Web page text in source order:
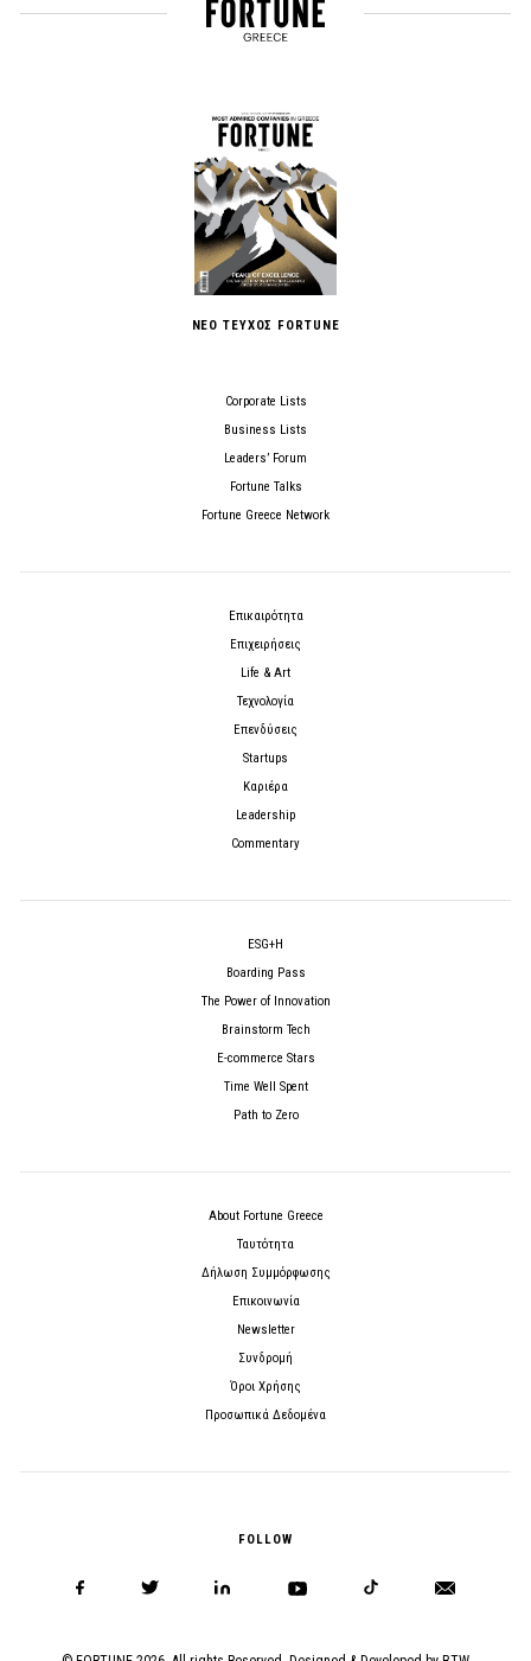
ΝΕΟ ΤΕΥΧΟΣ FORTUNE
Corporate Lists
Business Lists
Leaders’ Forum
Fortune Talks
Fortune Greece Network
Επικαιρότητα
Επιχειρήσεις
Life & Art
Τεχνολογία
Επενδύσεις
Startups
Καριέρα
Leadership
Commentary
ESG+H
Boarding Pass
The Power of Innovation
Brainstorm Tech
E-commerce Stars
Time Well Spent
Path to Zero
About Fortune Greece
Ταυτότητα
Δήλωση Συμμόρφωσης
Επικοινωνία
Newsletter
Συνδρομή
Όροι Χρήσης
Προσωπικά Δεδομένα
FOLLOW